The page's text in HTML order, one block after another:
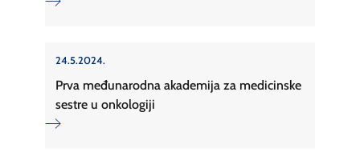
24.5.2024.
Prva međunarodna akademija za medicinske
sestre u onkologiji